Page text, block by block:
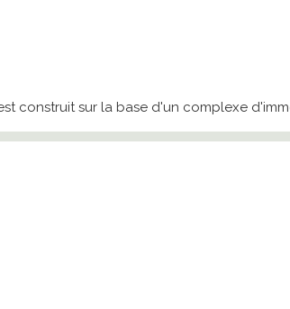
construit sur la base d'un complexe